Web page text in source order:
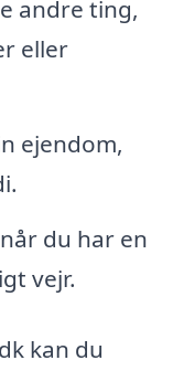
andre ting,
eller
ejendom,
du har en
vejr.
kan du